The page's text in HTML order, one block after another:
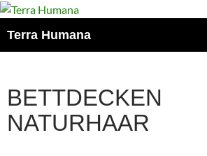
Zum
springen
Terra Humana
BETTDECKEN
NATURHAAR